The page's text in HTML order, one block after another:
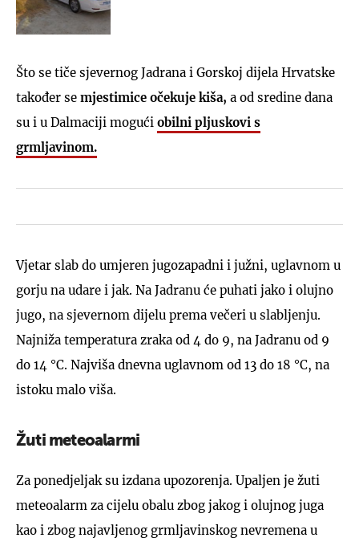
Što se tiče sjevernog Jadrana i Gorskoj dijela Hrvatske
također se mjestimice očekuje kiša, a od sredine dana
su i u Dalmaciji mogući obilni pljuskovi s
grmljavinom.
Vjetar slab do umjeren jugozapadni i južni, uglavnom u
gorju na udare i jak. Na Jadranu će puhati jako i olujno
jugo, na sjevernom dijelu prema večeri u slabljenju.
Najniža temperatura zraka od 4 do 9, na Jadranu od 9
do 14 °C. Najviša dnevna uglavnom od 13 do 18 °C, na
istoku malo viša.
Žuti meteoalarmi
Za ponedjeljak su izdana upozorenja. Upaljen je žuti
meteoalarm za cijelu obalu zbog jakog i olujnog juga
kao i zbog najavljenog grmljavinskog nevremena u